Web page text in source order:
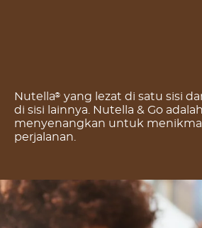
Nutella® yang lezat di satu sisi
di sisi lainnya. Nutella & Go
menyenangkan untuk
perjalanan.